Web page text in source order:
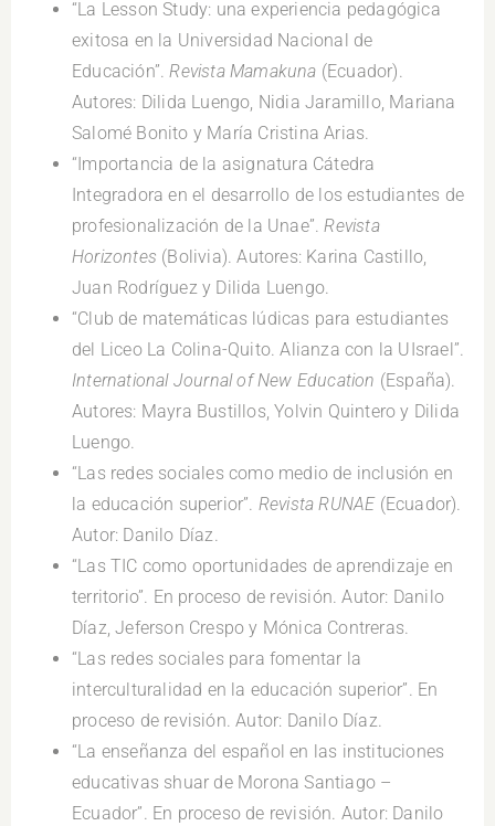
“La Lesson Study: una experiencia pedagógica
exitosa en la Universidad Nacional de
Educación”.Revista Mamakuna (Ecuador).
Autores: Dilida Luengo, Nidia Jaramillo, Mariana
Salomé Bonito y María Cristina Arias.
“Importancia de la asignatura Cátedra
Integradora en el desarrollo de los estudiantes de
profesionalización de la Unae”.Revista
Horizontes (Bolivia). Autores: Karina Castillo,
Juan Rodríguez y Dilida Luengo.
“Club de matemáticas lúdicas para estudiantes
del Liceo La Colina-Quito. Alianza con la UIsrael”.
International Journal of New Education (España).
Autores: Mayra Bustillos, Yolvin Quintero y Dilida
Luengo.
“Las redes sociales como medio de inclusión en
la educación superior”. Revista RUNAE(Ecuador).
Autor: Danilo Díaz.
“Las TIC como oportunidades de aprendizaje en
territorio”. En proceso de revisión. Autor: Danilo
Díaz, Jeferson Crespo y Mónica Contreras.
“Las redes sociales para fomentar la
interculturalidad en la educación superior”. En
proceso de revisión. Autor: Danilo Díaz.
“La enseñanza del español en las instituciones
educativas shuar de Morona Santiago –
Ecuador”. En proceso de revisión. Autor: Danilo